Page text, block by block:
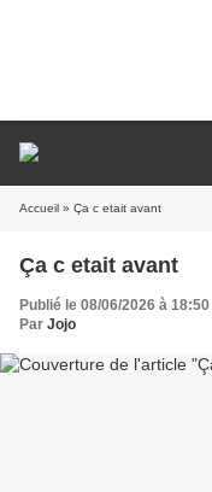
Accueil » Ça c etait avant
Ça c etait avant
Publié le 08/06/2026 à 18:50
Par Jojo